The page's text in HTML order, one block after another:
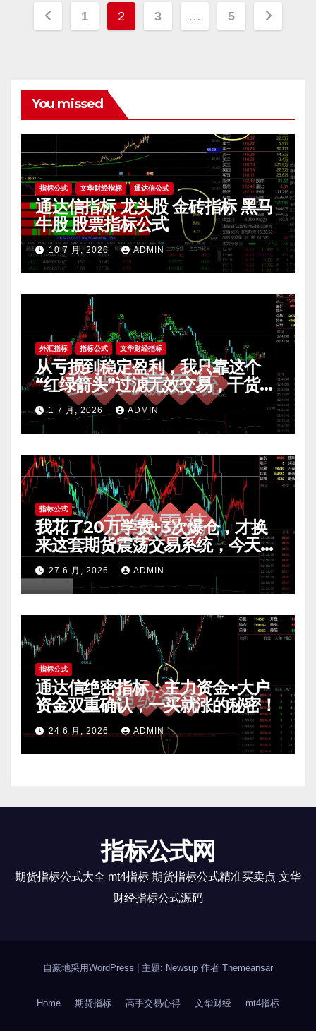
文
页
1 2 3 … 5
You missed
指标公式 文华财经指标 通达信公式
通达信指标 龙头股 金砖指标 黑马
牛股 股票指标公式
10 7 月, 2026 ADMIN
外汇指标 指标公式 文华财经指标
从亏损到稳定盈利，我只靠这个
“红绿箭头”过滤无效交易，干货全
公开 mt4指标
1 7 月, 2026 ADMIN
指标公式
我花了20万学费+3次爆仓，才换
来这套期货震荡交易系统，今天免
费公开核心逻辑
27 6 月, 2026 ADMIN
指标公式
通达信绝密指标：主力资金+大户
资金双重确认，一买就涨的秘密！
24 6 月, 2026 ADMIN
指标公式网
期货指标公式大全 mt4指标 期货指标公式精准买卖点 文华
财经指标公式源码
自豪地采用WordPress 主题: Newsup 作者 Themeansar
Home 期货指标 高手交易心得 文华财经 mt4指标